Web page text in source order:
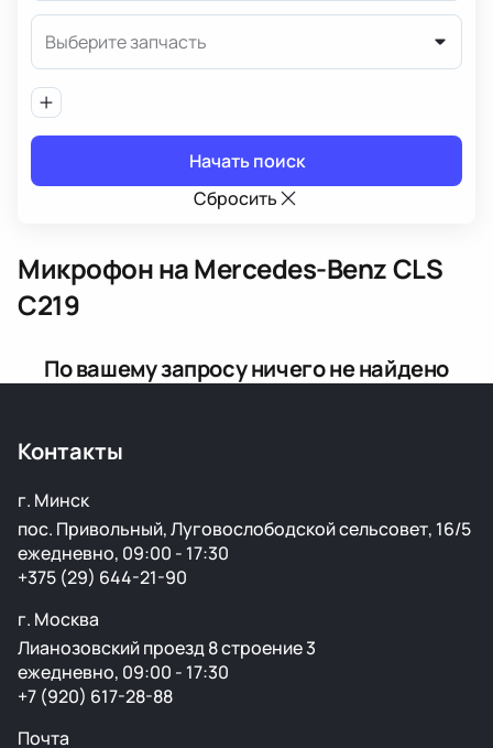
Выберите запчасть
Начать поиск
Сбросить
Микрофонна Mercedes-Benz CLS
C219
По вашему запросу ничего не найдено
Контакты
г. Минск
пос. Привольный, Луговослободской сельсовет, 16/5
ежедневно, 09:00 - 17:30
+375 (29) 644-21-90
г. Москва
Лианозовский проезд 8 строение 3
ежедневно, 09:00 - 17:30
+7 (920) 617-28-88
Почта